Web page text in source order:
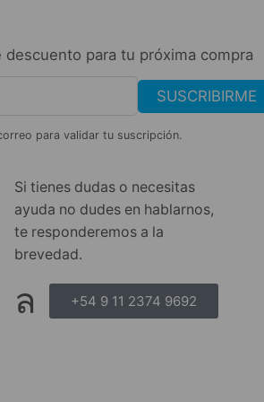
para tu próxima compra
SUSCRIBIRME
para validar tu suscripción.
Si tienes dudas o necesitas
ayuda no dudes en hablarnos,
te responderemos a la
brevedad.
+54 9 11 2374 9692